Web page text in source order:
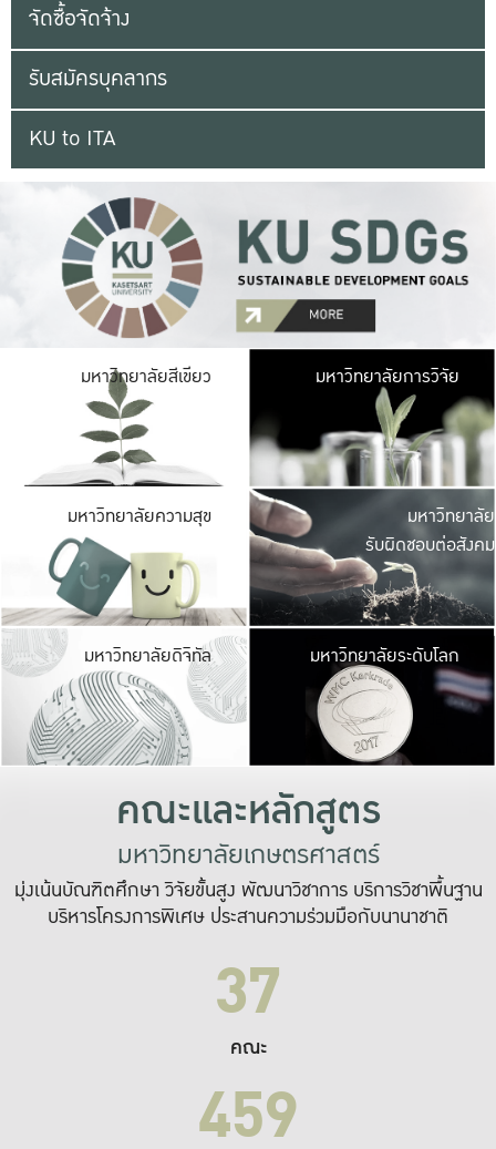
จัดซื้อจัดจ้าง
รับสมัครบุคลากร
KU to ITA
มหาวิทยาลัยสีเขียว มหาวิ
มีพื้นที่เขียวสดใส
เป็นป่าในเมือง เกษต
มหาวิทยาลัยการวิจัย
มหาวิทยาลัยความสุข มหาวิ
ค
เปิดประ
และพบเรื่องราวใ
มหาวิทยาลัย
รับผิดชอบต่อสังคม
มหาวิทยาลัยดิจิทัล มหาวิ
เปลี่ยนแปลง แล
เพื่อทำง
ระบบสารสนเทศ
มหาวิทยาลัยระดับโลก
คณะและหลักสูตร
มหาวิทยาลัยเกษตรศาสตร์
มุ่งเน้นบัณฑิตศึกษา วิจัยขั้นสูง พัฒนาวิชาการ บริการวิชาพื้นฐาน
บริหารโครงการพิเศษ ประสานความร่วมมือกับนานาชาติ
37
คณะ
459